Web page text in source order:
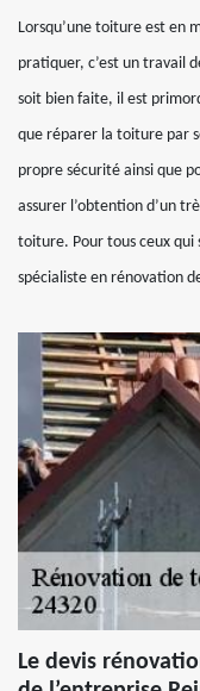
Lorsqu’une toiture est en
pratiquer, c’est un travail
soit bien faite, il est
que réparer la toiture par
propre sécurité ainsi que
assurer l’obtention d’un
toiture. Pour tous ceux qui
spécialiste en rénovation
Le devis